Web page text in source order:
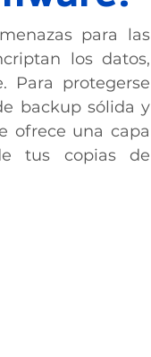
para las
los datos,
Para protegerse
backup sólida y
ofrece una capa
tus copias de